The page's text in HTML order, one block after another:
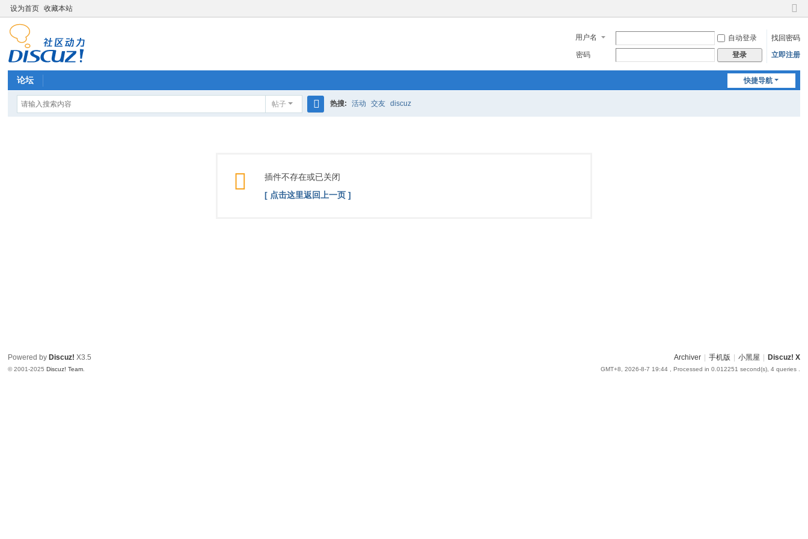
设为首页 收藏本站
切
到
窄
用户名 自动登录
找回密码
密码
登录 立即注册
快捷导航
论坛
帖子 热搜: 活动 交友 discuz
插件不存在或已关闭
[ 点击这里返回上一页 ]
Archiver 手机版 小黑屋 Discuz! X
GMT+8, 2026-8-7 19:44, Processed in 0.012251 second(s), 4 queries .
Powered by Discuz! X3.5
© 2001-2025Discuz! Team